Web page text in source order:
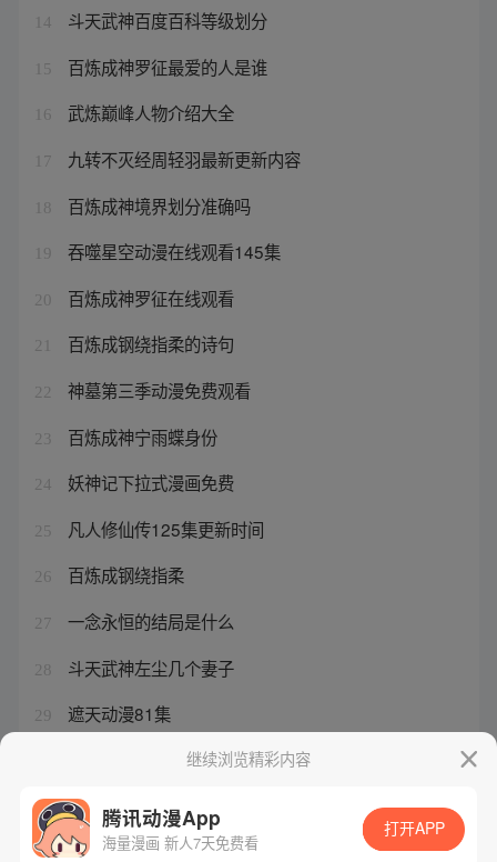
14 斗天武神百度百科等级划分
15 百炼成神罗征最爱的人是谁
16 武炼巅峰人物介绍大全
17 九转不灭经周轻羽最新更新内容
18 百炼成神境界划分准确吗
19 吞噬星空动漫在线观看145集
20 百炼成神罗征在线观看
21 百炼成钢绕指柔的诗句
22 神墓第三季动漫免费观看
23 百炼成神宁雨蝶身份
24 妖神记下拉式漫画免费
25 凡人修仙传125集更新时间
26 百炼成钢绕指柔
27 一念永恒的结局是什么
28 斗天武神左尘几个妻子
29 遮天动漫81集
女人的最高境界是以柔克刚
继续浏览精彩内容
腾讯动漫App
海量漫画 新人7天免费看
打开APP